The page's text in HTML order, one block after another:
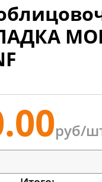
руб/